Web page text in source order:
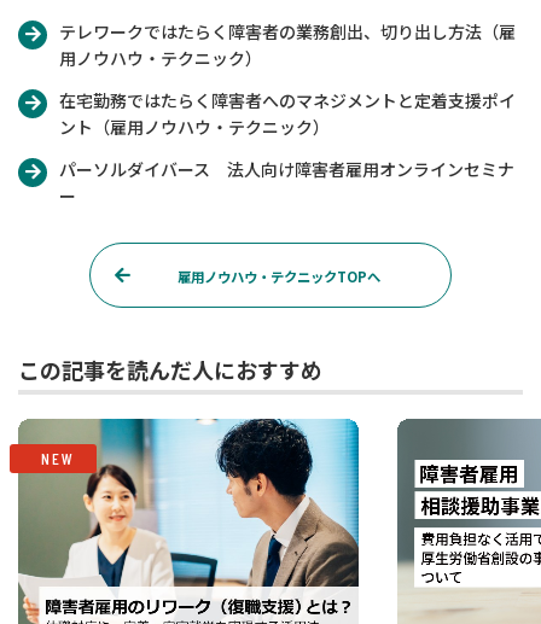
テレワークではたらく障害者の業務創出、切り出し方法（雇
用ノウハウ・テクニック）
在宅勤務ではたらく障害者へのマネジメントと定着支援ポイ
ント（雇用ノウハウ・テクニック）
パーソルダイバース 法人向け障害者雇用オンラインセミナ
ー
雇用ノウハウ・テクニックTOPへ
この記事を読んだ人におすすめ
NEW